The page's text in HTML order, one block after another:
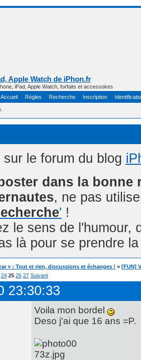
Apple Watch de iPhon.fr
iPad, Apple Watch, forfaits et accessoires
Accueil Règles Recherche Inscription
sur le forum du blog
dans la bonne
, ne pas
' !
le sens de l'humour,
là pour se prendre
» : Tout et rien, discussions et échanges ! » [FUN]
24 25 26 27 Suivant
23:30:33
Voila mon bordel
Deso j'ai que 16 ans =P.